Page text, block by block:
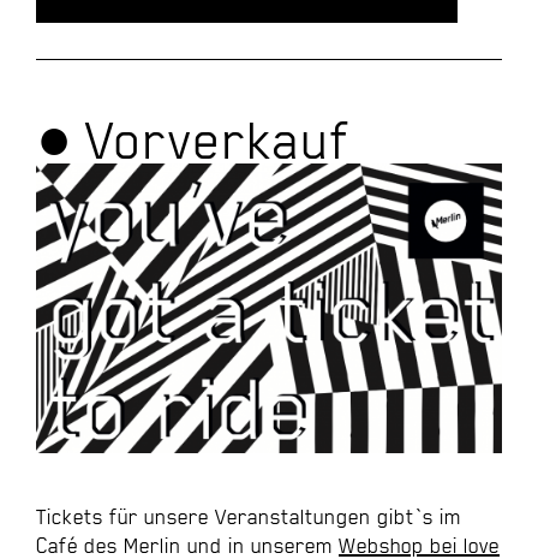
● Vorverkauf
Tickets für unsere Veranstaltungen gibt`s im
Café des Merlin und in unserem Webshop bei love